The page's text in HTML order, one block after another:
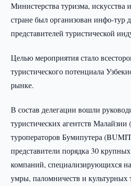
Министерства туризма, искусства
стране был организован инфо-тур
представителей туристической
Целью мероприятия стало
туристического потенциала
рынке.
В состав делегации вошли
туристических агентств
туроператоров Бумипутера
представители порядка 30
компаний, специализирующихся
умры, паломничеств и культурных